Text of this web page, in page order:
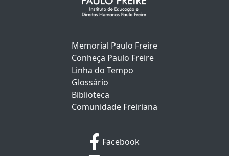
Memorial Paulo Freire
Conheça Paulo Freire
Linha do Tempo
Glossário
Biblioteca
Comunidade Freiriana
Facebook